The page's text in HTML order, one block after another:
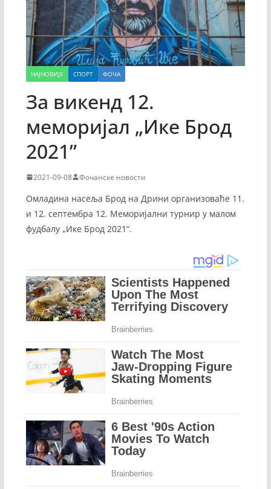
НАЈНОВИЈЕ СПОРТ ФОЧА
За викенд 12.
меморијал „Ике Брод
2021”
2021-09-08 Фочанске новости
Омладина насеља Брод на Дрини организоваће 11.
и 12. септембра 12. Меморијални турнир у малом
фудбалу „Ике Брод 2021“.